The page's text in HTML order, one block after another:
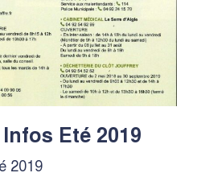
Eté 2019
2019